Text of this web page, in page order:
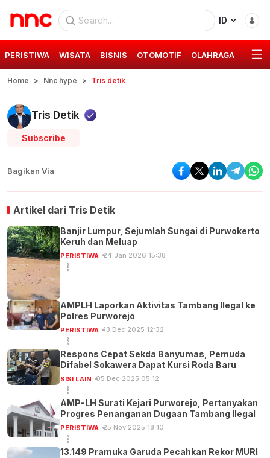
ID
PERISTIWA WISATA BISNIS OTOMOTIF OLAHRAGA GAYA
Home Nnc hype Tris detik
Tris Detik
Subscribe
Bagikan Via
Artikel dari Tris Detik
Banjir Lumpur, Sejumlah Sungai di Purwokerto
Keruh dan Meluap
PERISTIWA 24 Jan 2026 15:38
AMPLH Laporkan Aktivitas Tambang Ilegal ke
Polres Purworejo
PERISTIWA 13 Dec 2025 12:32
Respons Cepat Sekda Banyumas, Pemuda
Difabel Sokawera Dapat Kursi Roda Baru
SISI LAIN 05 Dec 2025 05:12
AMP-LH Surati Kejari Purworejo, Pertanyakan
Progres Penanganan Dugaan Tambang Ilegal
PERISTIWA 25 Nov 2025 18:10
13.149 Pramuka Garuda Pecahkan Rekor MURI